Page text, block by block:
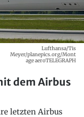
Lufthansa/Tis
Meyer/planepics.org/Mont
age aeroTELEGRAPH
dem Airbus
letzten Airbus